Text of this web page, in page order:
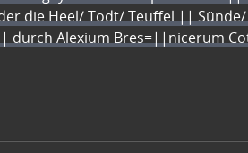
die Heel/ Todt/ Teuffel ||
durch Alexium Bres=||nicerum